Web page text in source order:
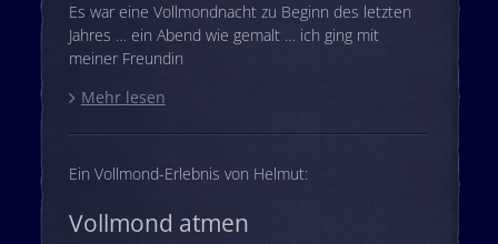
Es war eine Vollmondnacht zu Beginn des letzten
Jahres … ein Abend wie gemalt … ich ging mit
meiner Freundin
Mehr lesen
Ein Vollmond-Erlebnis von Helmut:
Vollmond atmen